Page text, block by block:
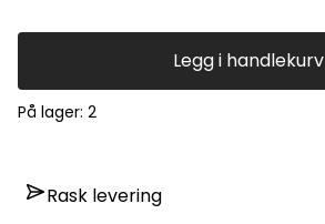
Legg i handlekurv
På lager: 2
Rask levering